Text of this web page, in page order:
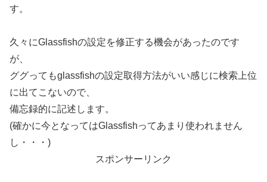
す。
久々にGlassfishの設定を修正する機会があったのです
が、
ググってもglassfishの設定取得方法がいい感じに検索上位
に出てこないので、
備忘録的に記述します。
(確かに今となってはGlassfishってあまり使われません
し・・・)
スポンサーリンク